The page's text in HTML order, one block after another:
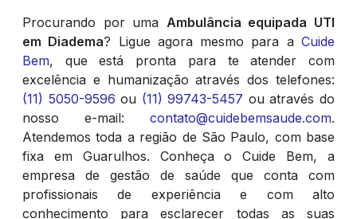
Procurando por uma Ambulância equipada UTI
em Diadema? Ligue agora mesmo para aCuide
Bem, que está pronta para te atender com
excelência e humanização através dos telefones:
(11) 5050-9596 ou (11) 99743-5457 ou através do
nosso e-mail: contato@cuidebemsaude.com.
Atendemos toda a região de São Paulo, com base
fixa em Guarulhos. Conheça o Cuide Bem, a
empresa de gestão de saúde que conta com
profissionais de experiência e com alto
conhecimento para esclarecer todas as suas